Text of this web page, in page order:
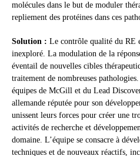
molécules dans le but de moduler
repliement des protéines dans ces
Solution : Le contrôle qualité du RE
inexploré. La modulation de la
éventail de nouvelles cibles
traitement de nombreuses
équipes de McGill et du Lead
allemande réputée pour son
unissent leurs forces pour créer une
activités de recherche et
domaine. L’équipe se consacre à
techniques et de nouveaux réactifs,